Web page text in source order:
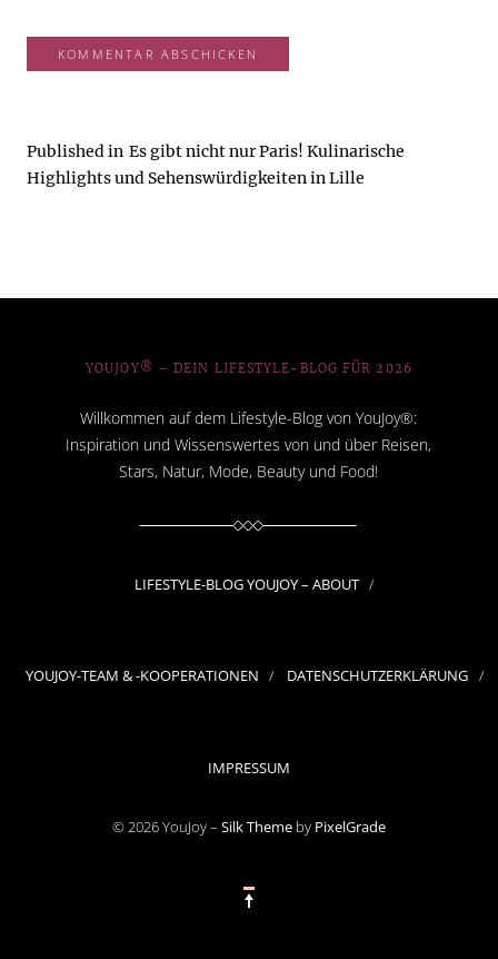
Published in Es gibt nicht nur Paris! Kulinarische
Highlights und Sehenswürdigkeiten in Lille
YOUJOY® – DEIN LIFESTYLE-BLOG FÜR 2026
Willkommen auf dem Lifestyle-Blog von YouJoy®:
Inspiration und Wissenswertes von und über Reisen,
Stars, Natur, Mode, Beauty und Food!
LIFESTYLE-BLOG YOUJOY – ABOUT
YOUJOY-TEAM & -KOOPERATIONEN DATENSCHUTZERKLÄRUNG
IMPRESSUM
© 2026 YouJoy – Silk Theme by PixelGrade